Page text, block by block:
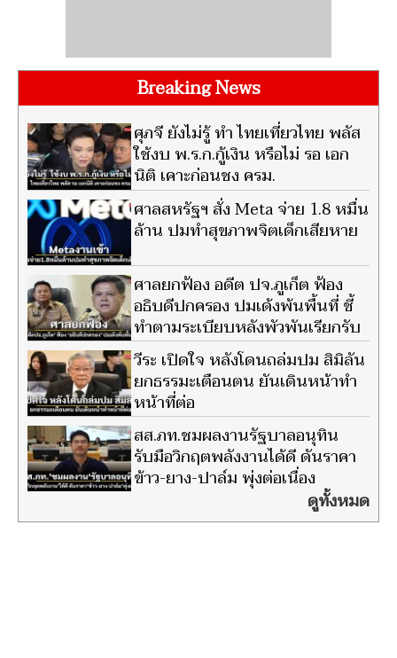
Breaking News
ศุภจี ยังไม่รู้ ทำ ไทยเที่ยวไทย พลัส
ใช้งบ พ.ร.ก.กู้เงิน หรือไม่ รอ เอก
นิติ เคาะก่อนชง ครม.
ศาลสหรัฐฯ สั่ง Meta จ่าย 1.8 หมื่น
ล้าน ปมทำสุขภาพจิตเด็กเสียหาย
ศาลยกฟ้อง อดีต ปจ.ภูเก็ต ฟ้อง
อธิบดีปกครอง ปมเด้งพ้นพื้นที่ ชี้
ทำตามระเบียบหลังพัวพันเรียกรับ
เงิน
วีระ เปิดใจ หลังโดนถล่มปม สิมิลัน
ยกธรรมะเตือนตน ยันเดินหน้าทำ
หน้าที่ต่อ
สส.ภท.ชมผลงานรัฐบาลอนุทิน
รับมือวิกฤตพลังงานได้ดี ดันราคา
ข้าว-ยาง-ปาล์ม พุ่งต่อเนื่อง
ดูทั้งหมด